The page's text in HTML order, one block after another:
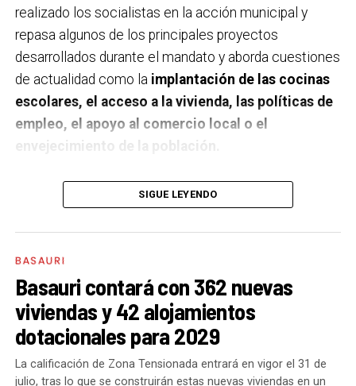
realizado los socialistas en la acción municipal y
repasa algunos de los principales proyectos
desarrollados durante el mandato y aborda cuestiones
de actualidad como la implantación de las cocinas
escolares, el acceso a la vivienda, las políticas de
empleo, el apoyo al comercio local o el
envejecimiento de la población.
A un año de acabar la legislatura, ¿qué balance
haces de la gestión del PSE en tus áreas dentro
del equipo de gobierno y qué proyectos
los gobiernos sirve para transformar y mejorar la vida
de las personas y, por eso, tan importante como la
gestión en las áreas de nuestra responsabilidad es la
impronta que marcamos en cuáles son las prioridades
SIGUE LEYENDO
BASAURI
Basauri contará con 362 nuevas
viviendas y 42 alojamientos
dotacionales para 2029
La calificación de Zona Tensionada entrará en vigor el 31 de
julio, tras lo que se construirán estas nuevas viviendas en un